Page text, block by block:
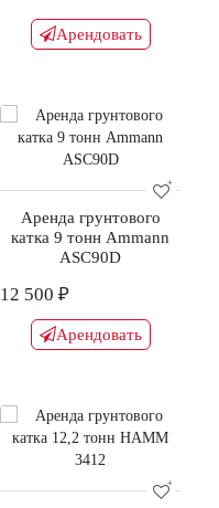
Арендовать
Аренда грунтового
катка 9 тонн Ammann
ASC90D
12 500 ₽
Арендовать